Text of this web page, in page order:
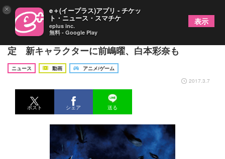
『仮面ライダーアマゾンズ』の新シリーズが配信決
定 新キャラクターに前嶋曜、白本彩奈も
ニュース 動画
アニメ/ゲーム
2017.3.7
ポスト シェア 送る
× e＋(イープラス)アプリ - チケッ
ト・ニュース・スマチケ
eplus inc.
無料 - Google Play
表示